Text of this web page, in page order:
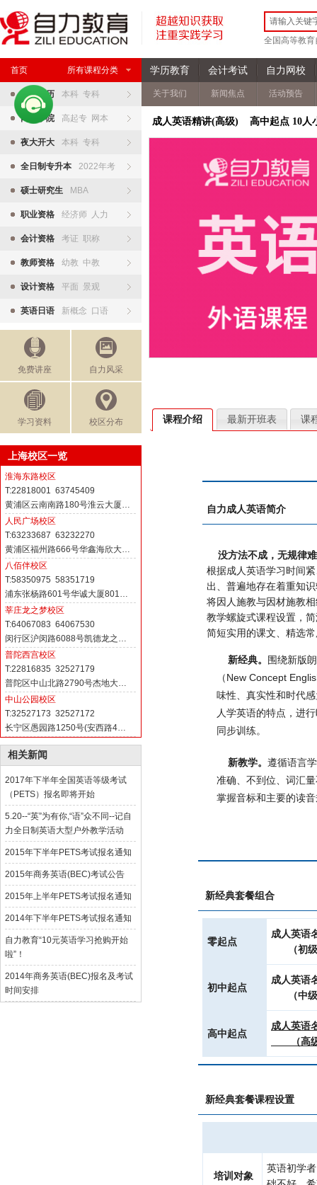
全国高等教
首页 所有课程分类 学历教育 会计考试 自力网校
自考学历 本科 专科
网络学院 高起专 网本
夜大开大 本科 专科
全日制专升本 2022年考
硕士研究生 MBA
职业资格 经济师 人力
会计资格 考证 职称
教师资格 幼教 中教
设计资格 平面 景观
英语日语 新概念 口语
免费讲座 自力风采
学习资料 校区分布
上海校区一览
淮海东路校区
T:22818001 63745409
黄浦区云南南路180号淮云大厦…
人民广场校区
T:63233687 63232270
黄浦区福州路666号华鑫海欣大…
八佰伴校区
T:58350975 58351719
浦东张杨路601号华诚大厦801…
莘庄龙之梦校区
T:64067083 64067530
闵行区沪闵路6088号凯德龙之…
普陀西宫校区
T:22816835 32527179
普陀区中山北路2790号杰地大…
中山公园校区
T:32527173 32527172
长宁区愚园路1250号(安西路4…
相关新闻
2017年下半年全国英语等级考试
（PETS）报名即将开始
5.20--“英”为有你,“语”众不同--记自
力全日制英语大型户外教学活动
2015年下半年PETS考试报名通知
2015年商务英语(BEC)考试公告
2015年上半年PETS考试报名通知
2014年下半年PETS考试报名通知
自力教育“10元英语学习抢购开始
啦”！
2014年商务英语(BEC)报名及考试
时间安排
关于我们 新闻焦点 活动预告
成人英语精讲(高级) 高中起点 10人
课程介绍 最新开班表 课
自力成人英语简介
没方法不成，无规律
根据成人英语学习时间
出、普遍地存在着重知
将因人施教与因材施教
教学螺旋式课程设置，
简短实用的课文、精选
新经典。
围绕新版
（New Concept
味性、真实性和时代
人学英语的特点，进
同步训练。
新教学。 遵循语言
准确、不到位、词汇
掌握音标和主要的读
新经典套餐组合
零起点
成人英语
（初级
初中起点
成人英语
（中级
高中起点
成人英
（高
新经典套餐课程设置
培训对象
英语初学